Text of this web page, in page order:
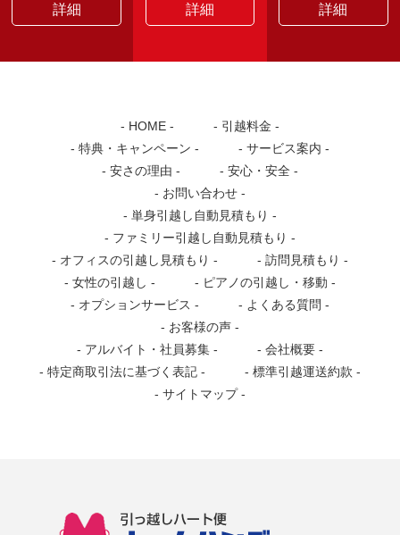
詳細 詳細 詳細
HOME
引越料金
特典・キャンペーン
サービス案内
安さの理由
安心・安全
お問い合わせ
単身引越し自動見積もり
ファミリー引越し自動見積もり
オフィスの引越し見積もり
訪問見積もり
女性の引越し
ピアノの引越し・移動
オプションサービス
よくある質問
お客様の声
アルバイト・社員募集
会社概要
特定商取引法に基づく表記
標準引越運送約款
サイトマップ